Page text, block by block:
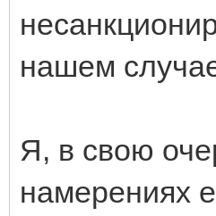
нашем
Я, в свою
намерениях